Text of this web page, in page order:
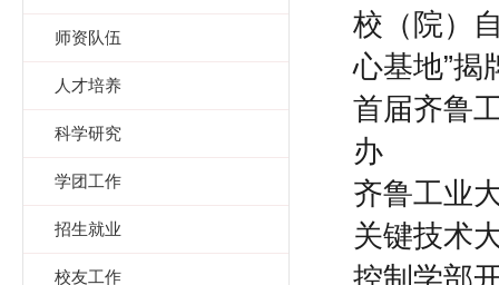
师资队伍
人才培养
科学研究
学团工作
招生就业
校友工作
校（院）
心基地”揭
首届齐鲁
办
齐鲁工业
关键技术
控制学部